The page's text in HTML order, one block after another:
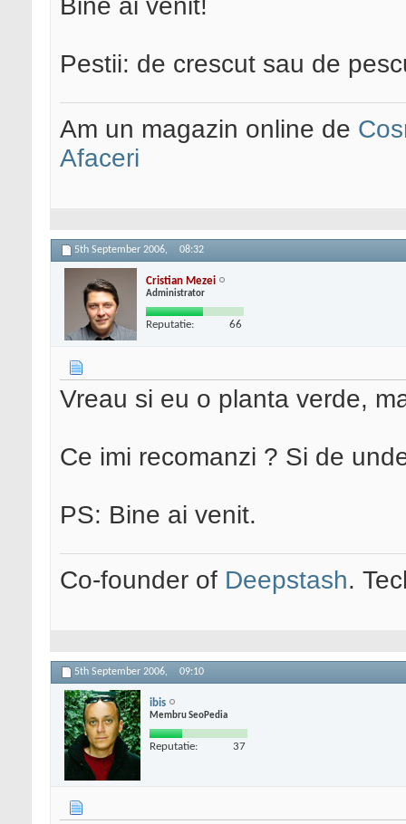
Bine ai venit!
Pestii: de crescut sau de
Am un magazin online de
Afaceri
5th September 2006, 08:32
Cristian Mezei
Administrator
Reputatie: 66
Vreau si eu o planta verde,
Ce imi recomanzi ? Si de
PS: Bine ai venit.
Co-founder of Deepstash.
5th September 2006, 09:10
ibis
Membru SeoPedia
Reputatie: 37